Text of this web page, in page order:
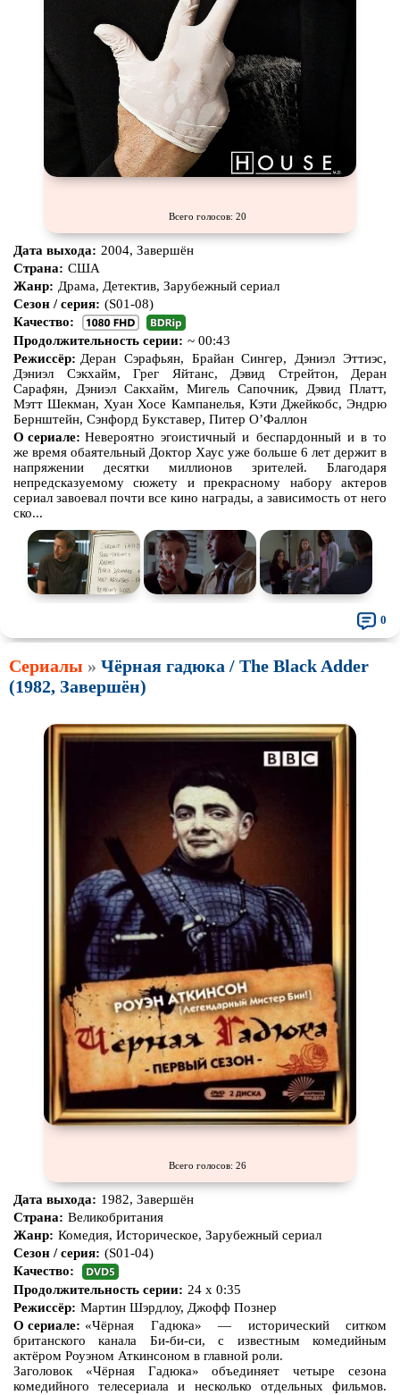
Всего голосов: 20
Дата выхода: 2004, Завершён
Страна: США
Жанр: Драма, Детектив, Зарубежный сериал
Сезон / серия: (S01-08)
Качество:
Продолжительность серии: ~ 00:43
Режиссёр: Деран Сэрафьян, Брайан Сингер, Дэниэл Эттиэс,
Дэниэл Сэкхайм, Грег Яйтанс, Дэвид Стрейтон, Деран
Сарафян, Дэниэл Сакхайм, Мигель Сапочник, Дэвид Платт,
Мэтт Шекман, Хуан Хосе Кампанелья, Кэти Джейкобс, Эндрю
Бернштейн, Сэнфорд Букставер, Питер О’Фаллон
О сериале: Невероятно эгоистичный и беспардонный и в то
же время обаятельный Доктор Хаус уже больше 6 лет держит в
напряжении десятки миллионов зрителей. Благодаря
непредсказуемому сюжету и прекрасному набору актеров
сериал завоевал почти все кино награды, а зависимость от него
ско...
0
Сериалы » Чёрная гадюка / The Black Adder
(1982, Завершён)
Всего голосов: 26
Дата выхода: 1982, Завершён
Страна: Великобритания
Жанр: Комедия, Историческое, Зарубежный сериал
Сезон / серия: (S01-04)
Качество:
Продолжительность серии: 24 x 0:35
Режиссёр: Мартин Шэрдлоу, Джофф Познер
О сериале: «Чёрная Гадюка» — исторический ситком
британского канала Би-би-си, с известным комедийным
актёром Роуэном Аткинсоном в главной роли.
Заголовок «Чёрная Гадюка» объединяет четыре сезона
комедийного телесериала и несколько отдельных фильмов.